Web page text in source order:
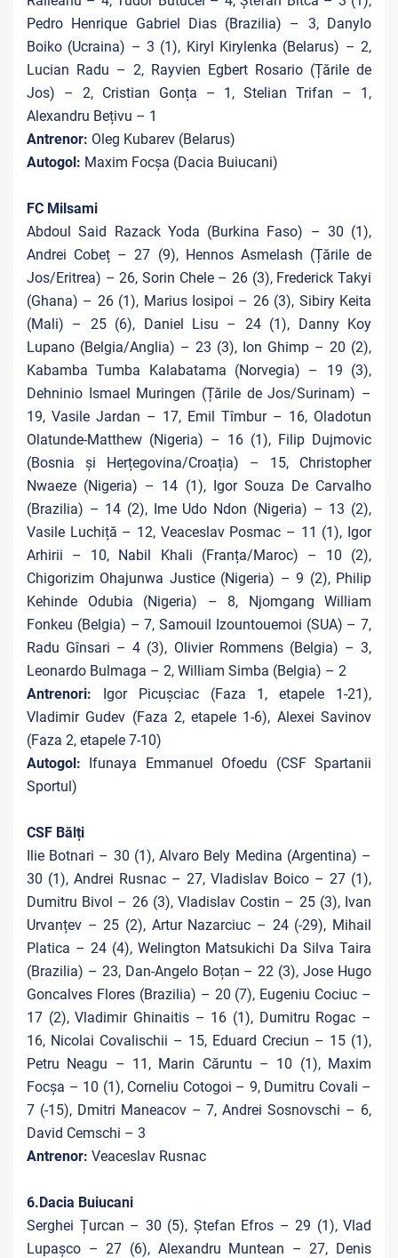
Pedro Henrique Gabriel Dias (Brazilia) – 3, Danylo
Boiko (Ucraina) – 3 (1), Kiryl Kirylenka (Belarus) – 2,
Lucian Radu – 2, Rayvien Egbert Rosario (Țările de
Jos) – 2, Cristian Gonța – 1, Stelian Trifan – 1,
Alexandru Bețivu – 1
Antrenor: Oleg Kubarev (Belarus)
Autogol: Maxim Focșa (Dacia Buiucani)
FC Milsami
Abdoul Said Razack Yoda (Burkina Faso) – 30 (1),
Andrei Cobeț – 27 (9), Hennos Asmelash (Țările de
Jos/Eritrea) – 26, Sorin Chele – 26 (3), Frederick Takyi
(Ghana) – 26 (1), Marius Iosipoi – 26 (3), Sibiry Keita
(Mali) – 25 (6), Daniel Lisu – 24 (1), Danny Koy
Lupano (Belgia/Anglia) – 23 (3), Ion Ghimp – 20 (2),
Kabamba Tumba Kalabatama (Norvegia) – 19 (3),
Dehninio Ismael Muringen (Țările de Jos/Surinam) –
19, Vasile Jardan – 17, Emil Tîmbur – 16, Oladotun
Olatunde-Matthew (Nigeria) – 16 (1), Filip Dujmovic
(Bosnia și Herțegovina/Croația) – 15, Christopher
Nwaeze (Nigeria) – 14 (1), Igor Souza De Carvalho
(Brazilia) – 14 (2), Ime Udo Ndon (Nigeria) – 13 (2),
Vasile Luchiță – 12, Veaceslav Posmac – 11 (1), Igor
Arhirii – 10, Nabil Khali (Franța/Maroc) – 10 (2),
Chigorizim Ohajunwa Justice (Nigeria) – 9 (2), Philip
Kehinde Odubia (Nigeria) – 8, Njomgang William
Fonkeu (Belgia) – 7, Samouil Izountouemoi (SUA) – 7,
Radu Gînsari – 4 (3), Olivier Rommens (Belgia) – 3,
Leonardo Bulmaga – 2, William Simba (Belgia) – 2
Antrenori: Igor Picușciac (Faza 1, etapele 1-21),
Vladimir Gudev (Faza 2, etapele 1-6), Alexei Savinov
(Faza 2, etapele 7-10)
Autogol: Ifunaya Emmanuel Ofoedu (CSF Spartanii
Sportul)
CSF Bălți
Ilie Botnari – 30 (1), Alvaro Bely Medina (Argentina) –
30 (1), Andrei Rusnac – 27, Vladislav Boico – 27 (1),
Dumitru Bivol – 26 (3), Vladislav Costin – 25 (3), Ivan
Urvanțev – 25 (2), Artur Nazarciuc – 24 (-29), Mihail
Platica – 24 (4), Welington Matsukichi Da Silva Taira
(Brazilia) – 23, Dan-Angelo Boțan – 22 (3), Jose Hugo
Goncalves Flores (Brazilia) – 20 (7), Eugeniu Cociuc –
17 (2), Vladimir Ghinaitis – 16 (1), Dumitru Rogac –
16, Nicolai Covalischii – 15, Eduard Creciun – 15 (1),
Petru Neagu – 11, Marin Căruntu – 10 (1), Maxim
Focșa – 10 (1), Corneliu Cotogoi – 9, Dumitru Covali –
7 (-15), Dmitri Maneacov – 7, Andrei Sosnovschi – 6,
David Cemschi – 3
Antrenor: Veaceslav Rusnac
6.Dacia Buiucani
Serghei Țurcan – 30 (5), Ștefan Efros – 29 (1), Vlad
Lupașco – 27 (6), Alexandru Muntean – 27, Denis